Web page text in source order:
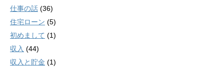
仕事の話 (36)
住宅ローン (5)
初めまして (1)
収入 (44)
収入と貯金 (1)